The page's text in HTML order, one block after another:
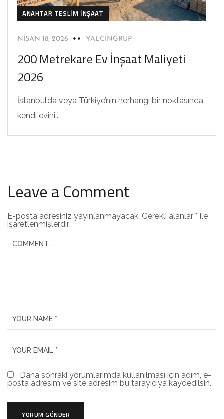
ANAHTAR TESLIM İNŞAAT
NISAN 18, 2026 YALCINGRUP
200 Metrekare Ev İnşaat Maliyeti
2026
İstanbul’da veya Türkiye’nin herhangi bir noktasında
kendi evini...
Leave a Comment
E-posta adresiniz yayınlanmayacak. Gerekli alanlar * ile
işaretlenmişlerdir
Daha sonraki yorumlarımda kullanılması için adım, e-
posta adresim ve site adresim bu tarayıcıya kaydedilsin.